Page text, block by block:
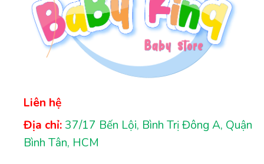
Liên hệ
Địa chỉ: 37/17 Bến Lội, Bình Trị Đông A, Quận
Bình Tân, HCM